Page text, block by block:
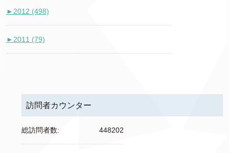
► 2012 (498)
► 2011 (79)
訪問者カウンター
448202
総訪問者数: